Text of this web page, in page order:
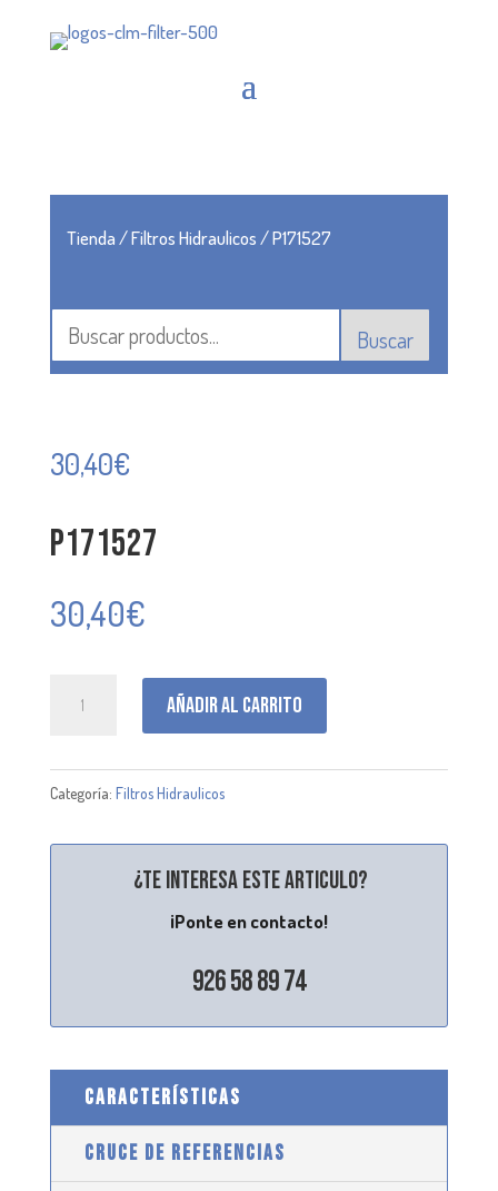
Tienda/Filtros Hidraulicos/ P171527
Buscar
30,40€
P171527
30,40€
Añadir al carrito
Categoría: Filtros Hidraulicos
¿Te interesa este articulo?
¡Ponte en contacto!
926 58 89 74
CARACTERÍSTICAS
CRUCE DE REFERENCIAS